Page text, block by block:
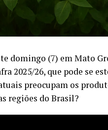
domingo (7) em Mato
2025/26, que pode se
preocupam os
regiões do Brasil?